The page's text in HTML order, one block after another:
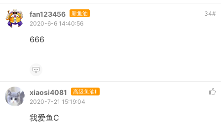
fan123456 新鱼油 34#
2020-6-6 14:40:56
666
xiaosi4081 高级鱼油II
2020-7-21 15:19:04
我爱鱼C